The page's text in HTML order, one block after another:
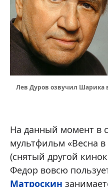
Лев Дуров озвучил Шарика
На данный момент в
мультфильм «Весна
(снятый другой
Федор вовсю
Матроскин